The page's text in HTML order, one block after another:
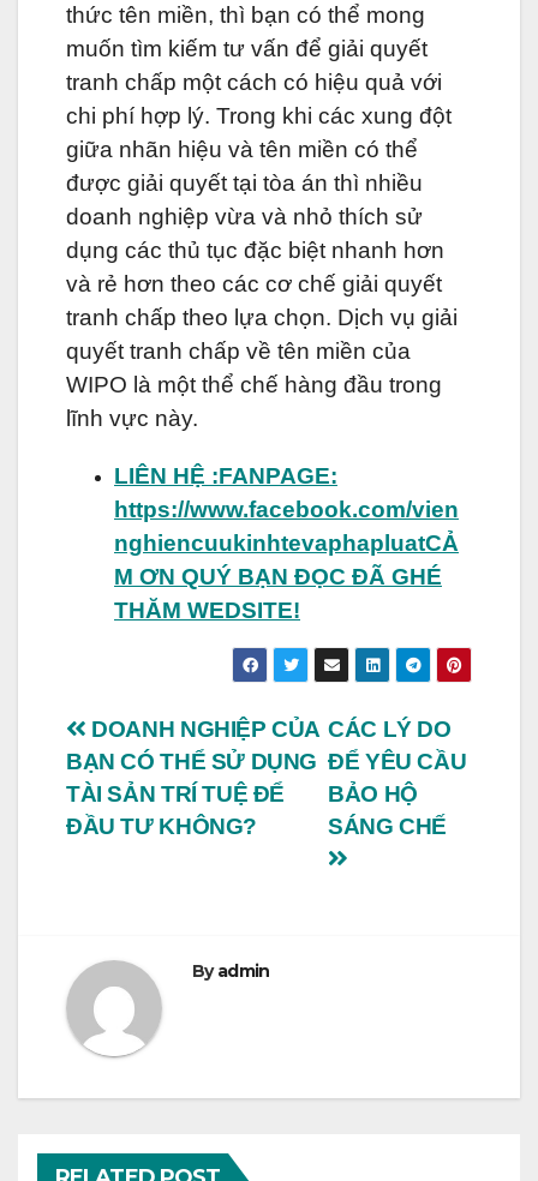
thức tên miền, thì bạn có thể mong
muốn tìm kiếm tư vấn để giải quyết
tranh chấp một cách có hiệu quả với
chi phí hợp lý. Trong khi các xung đột
giữa nhãn hiệu và tên miền có thể
được giải quyết tại tòa án thì nhiều
doanh nghiệp vừa và nhỏ thích sử
dụng các thủ tục đặc biệt nhanh hơn
và rẻ hơn theo các cơ chế giải quyết
tranh chấp theo lựa chọn. Dịch vụ giải
quyết tranh chấp về tên miền của
WIPO là một thể chế hàng đầu trong
lĩnh vực này.
LIÊN HỆ :FANPAGE:
https://www.facebook.com/vien
nghiencuukinhtevaphapluatCẢ
M ƠN QUÝ BẠN ĐỌC ĐÃ GHÉ
THĂM WEDSITE!
Điều
hướng
bài
CÁC LÝ DO
ĐỂ YÊU CẦU
BẢO HỘ
SÁNG CHẾ
DOANH NGHIỆP CỦA
BẠN CÓ THỂ SỬ DỤNG
TÀI SẢN TRÍ TUỆ ĐỂ
ĐẦU TƯ KHÔNG?
Byadmin